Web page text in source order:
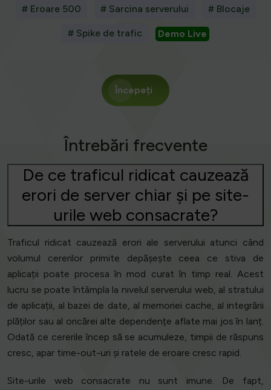
# Eroare 500 # Sarcina serverului # Blocaje
# Spike de trafic Demo Live
Începeți
Întrebări frecvente
De ce traficul ridicat cauzează
erori de server chiar și pe site-
urile web consacrate?
Traficul ridicat cauzează erori ale serverului atunci când
volumul cererilor primite depășește ceea ce stiva de
aplicații poate procesa în mod curat în timp real. Acest
lucru se poate întâmpla la nivelul serverului web, al stratului
de aplicații, al bazei de date, al memoriei cache, al integrării
plăților sau al oricărei alte dependențe aflate mai jos în lanț.
Odată ce cererile încep să se acumuleze, timpii de răspuns
cresc, apar time-out-uri și ratele de eroare cresc rapid.
Site-urile web consacrate nu sunt imune. De fapt,